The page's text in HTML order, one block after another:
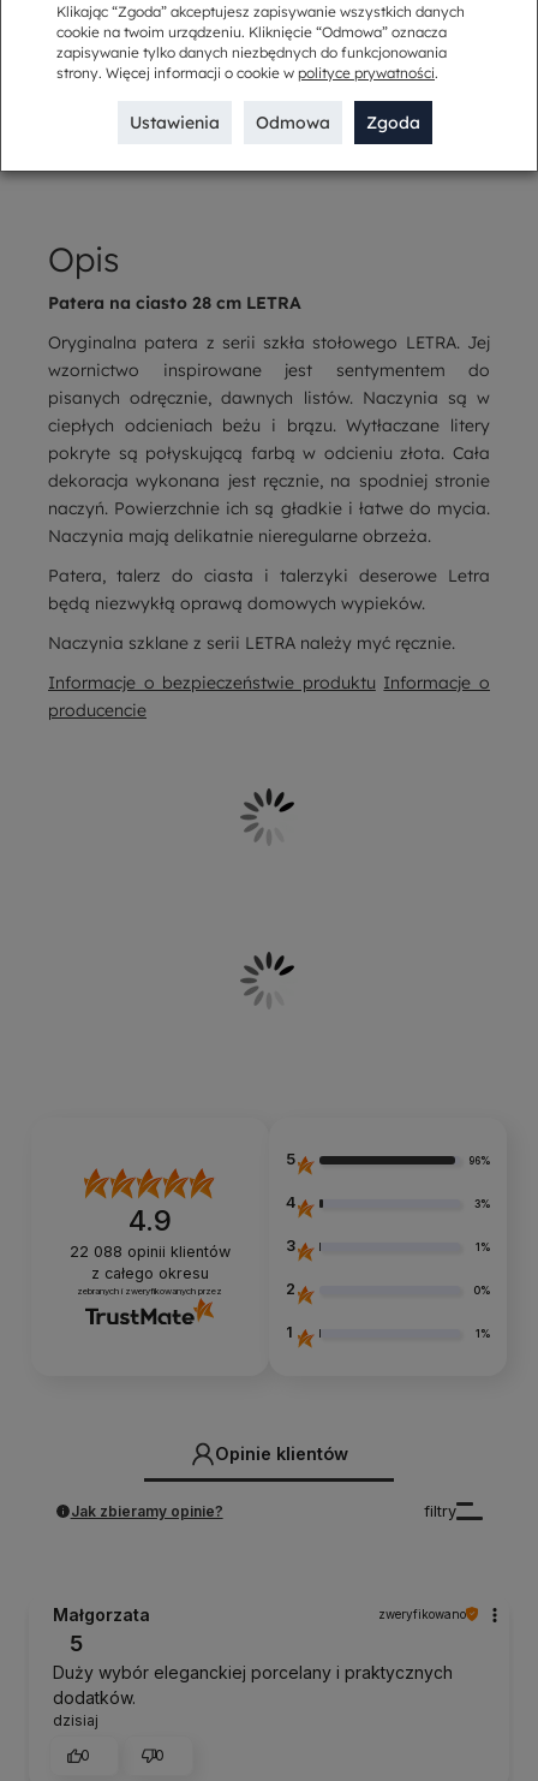
Opis
Opis
Patera na ciasto 28 cm LETRA
Oryginalna patera z serii szkła stołowego LETRA. Jej
wzornictwo inspirowane jest sentymentem do
pisanych odręcznie, dawnych listów. Naczynia są w
ciepłych odcieniach beżu i brązu. Wytłaczane litery
pokryte są połyskującą farbą w odcieniu złota. Cała
dekoracja wykonana jest ręcznie, na spodniej stronie
naczyń. Powierzchnie ich są gładkie i łatwe do mycia.
Naczynia mają delikatnie nieregularne obrzeża.
Patera, talerz do ciasta i talerzyki deserowe Letra
będą niezwykłą oprawą domowych wypieków.
Naczynia szklane z serii LETRA należy myć ręcznie.
Informacje o bezpieczeństwie produktu Informacje o
producencie
4.9
22 088 opinii klientów
z całego okresu
zebranych i zweryfikowanych przez
5 96%
4 3%
3 1%
2 0%
1 1%
Opinie klientów
filtry
Jak zbieramy opinie?
Małgorzata zweryfikowano
5
Duży wybór eleganckiej porcelany i praktycznych
dodatków.
dzisiaj
0
0
Klikając “Zgoda” akceptujesz zapisywanie wszystkich danych
cookie na twoim urządzeniu. Kliknięcie “Odmowa” oznacza
zapisywanie tylko danych niezbędnych do funkcjonowania
strony. Więcej informacji o cookie w polityce prywatności.
Ustawienia Odmowa Zgoda